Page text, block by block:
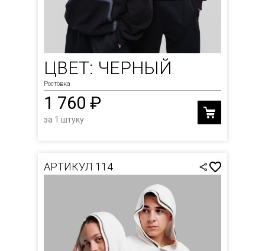
ЦВЕТ: ЧЕРНЫЙ
Ростовка
1 760 ₽
за 1 штуку
АРТИКУЛ 114